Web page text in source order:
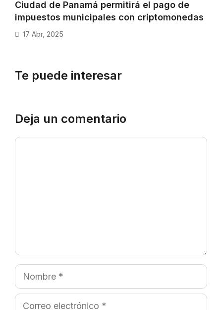
Ciudad de Panamá permitirá el pago de
impuestos municipales con criptomonedas
17 Abr, 2025
Te puede interesar
Deja un comentario
Comentario
Nombre
Correo